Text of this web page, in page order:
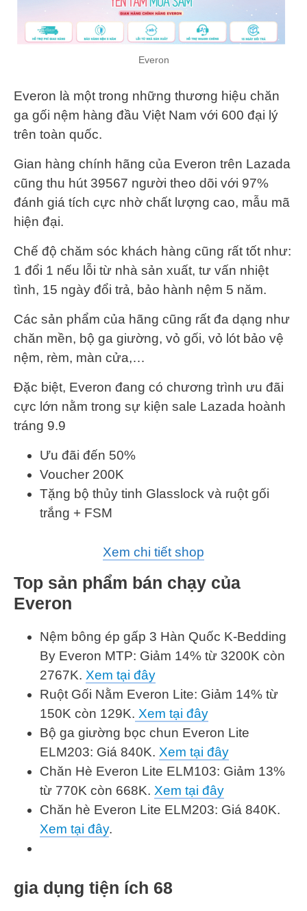
Everon
Everon là một trong những thương hiệu chăn
ga gối nệm hàng đầu Việt Nam với 600 đại lý
trên toàn quốc.
Gian hàng chính hãng của Everon trên Lazada
cũng thu hút 39567 người theo dõi với 97%
đánh giá tích cực nhờ chất lượng cao, mẫu mã
hiện đại.
Chế độ chăm sóc khách hàng cũng rất tốt như:
1 đổi 1 nếu lỗi từ nhà sản xuất, tư vấn nhiệt
tình, 15 ngày đổi trả, bảo hành nệm 5 năm.
Các sản phẩm của hãng cũng rất đa dạng như
chăn mền, bộ ga giường, vỏ gối, vỏ lót bảo vệ
nệm, rèm, màn cửa,…
Đặc biệt, Everon đang có chương trình ưu đãi
cực lớn nằm trong sự kiện sale Lazada hoành
tráng 9.9
Ưu đãi đến 50%
Voucher 200K
Tặng bộ thủy tinh Glasslock và ruột gối
trắng + FSM
Xem chi tiết shop
Top sản phẩm bán chạy của
Everon
Nệm bông ép gấp 3 Hàn Quốc K-Bedding
By Everon MTP: Giảm 14% từ 3200K còn
2767K. Xem tại đây
Ruột Gối Nằm Everon Lite: Giảm 14% từ
150K còn 129K. Xem tại đây
Bộ ga giường bọc chun Everon Lite
ELM203: Giá 840K. Xem tại đây
Chăn Hè Everon Lite ELM103: Giảm 13%
từ 770K còn 668K. Xem tại đây
Chăn hè Everon Lite ELM203: Giá 840K.
Xem tại đây.
gia dụng tiện ích 68